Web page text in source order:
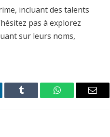
incluant des talents
pas à explorez
sur leurs noms,
Tumblr WhatsAppEmail